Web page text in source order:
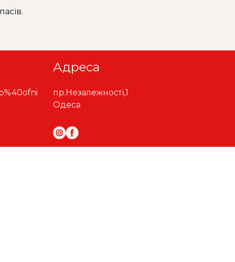
Адреса
пр.Незалежності,1
Одеса